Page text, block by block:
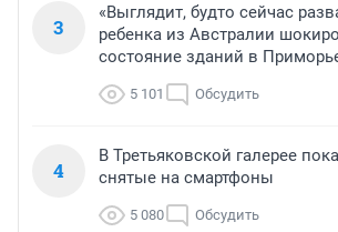
3
«Выглядит, будто сейчас
ребенка из Австралии
состояние зданий в
5 101 Обсудить
4
В Третьяковской галерее
снятые на смартфоны
5 080 Обсудить